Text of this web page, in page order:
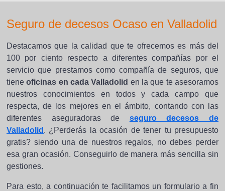
Seguro de decesos Ocaso en Valladolid
Destacamos que la calidad que te ofrecemos es más del
100 por ciento respecto a diferentes compañías por el
servicio que prestamos como compañía de seguros, que
tieneoficinas en cada Valladolid en la que te asesoramos
nuestros conocimientos en todos y cada campo que
respecta, de los mejores en el ámbito, contando con las
diferentes aseguradoras de seguro decesos de
Valladolid . ¿Perderás la ocasión de tener tu presupuesto
gratis? siendo una de nuestros regalos, no debes perder
esa gran ocasión. Conseguirlo de manera más sencilla sin
gestiones.
Para esto, a continuación te facilitamos un formulario a fin